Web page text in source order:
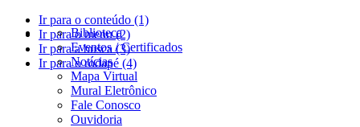
Ir para o conteúdo (1)
Ir para o menu (2)
Ir para a busca (3)
Ir para o rodapé (4)
Biblioteca
Eventos / Certificados
Notícias
Mapa Virtual
Mural Eletrônico
Fale Conosco
Ouvidoria